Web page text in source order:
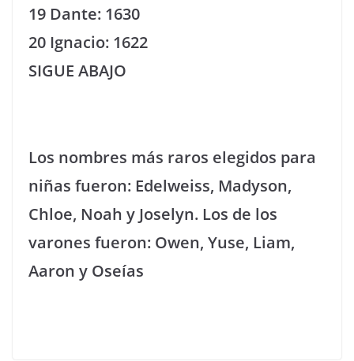
19 Dante: 1630
20 Ignacio: 1622
SIGUE ABAJO
Los nombres más raros elegidos para
niñas fueron: Edelweiss, Madyson,
Chloe, Noah y Joselyn. Los de los
varones fueron: Owen, Yuse, Liam,
Aaron y Oseías